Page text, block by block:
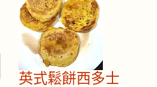
英式鬆餅西多士